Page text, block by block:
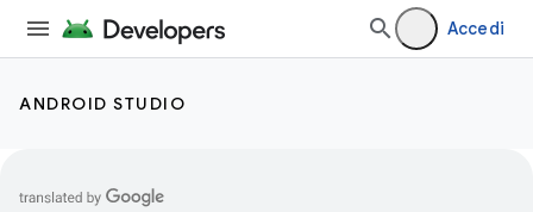
Accedi
ANDROID STUDIO